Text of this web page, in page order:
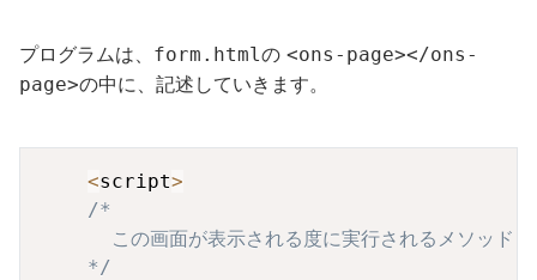
プログラムは、 form.htmlの <ons-page></ons-
page>の中に、記述していきます。
<script>
/*
      この画面が表示される度に実行されるメソッド
    */